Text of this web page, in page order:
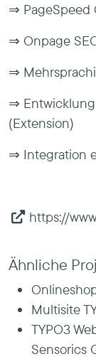
⇒ PageSpeed
⇒ Onpage
⇒
⇒ Entwicklung
(Extension)
⇒ Integration
https://
Ähnliche
Multisite
TYPO3
Sensorics